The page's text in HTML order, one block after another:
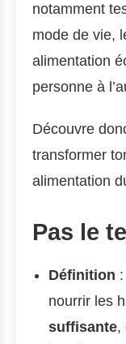
notamment
mode de vie,
alimentation
personne à
Découvre
transformer
alimentation
Pas le
Définition
nourrir les
suffisante,